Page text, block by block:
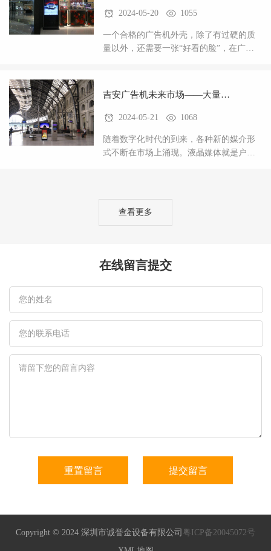
2024-05-20 1055
一个合格的广告机外壳，除了有过硬的质
量以外，还需要一张“好看的脸”，在广告
挑剔问题。好的
吉安广告机未来市场——大量需
求好的外壳
2024-05-21 1068
随着数字化时代的到来，各种新的媒介形
式不断在市场上涌现。液晶媒体就是户外
查看更多
在线留言提交
Copyright © 2024 深圳市诚誉金设备有限公司 粤ICP备20045072号